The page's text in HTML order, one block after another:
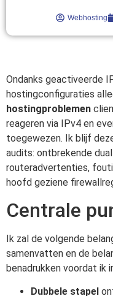
Webhosting
Ondanks geactiveerde
hostingconfiguraties
hostingproblemen
reageren via IPv4 en
toegewezen. Ik blijf
audits: ontbrekende
routeradvertenties,
hoofd geziene
Centrale
Ik zal de volgende
samenvatten en de
benadrukken voordat ik
Dubbele stapel